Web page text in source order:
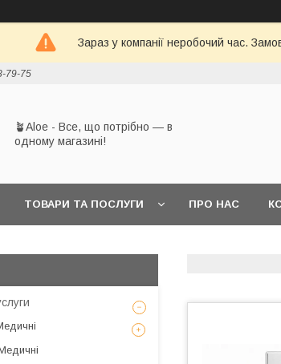
Зараз у компанії неробочий час.
79-75
🪴Aloe - Все, що потрібно — в
одному магазині!
ТОВАРИ ТА ПОСЛУГИ ПРО НАС